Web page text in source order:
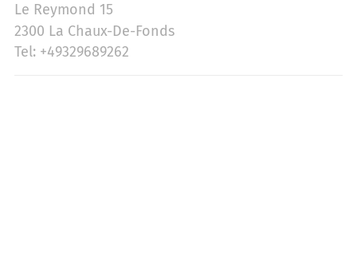
Le Reymond 15
2300 La Chaux-De-Fonds
Tel: +49329689262